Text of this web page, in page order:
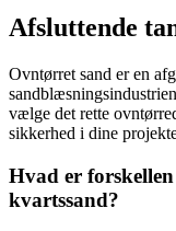
Afsluttende
Ovntørret sand er en
vælge det rette
sikkerhed i dine
Hvad er
kvartssand?